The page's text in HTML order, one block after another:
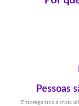
Pessoas
Empregamos a mais